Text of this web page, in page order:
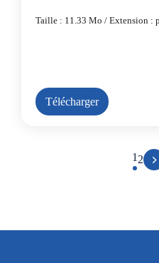
Taille : 11.33 Mo / Extension :
Télécharger
Page
1 Aller
2